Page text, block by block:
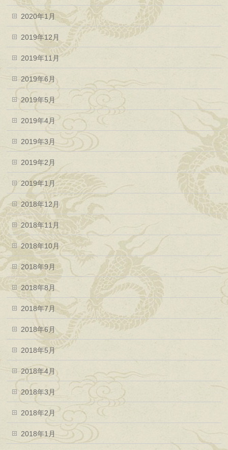
2020年1月
2019年12月
2019年11月
2019年6月
2019年5月
2019年4月
2019年3月
2019年2月
2019年1月
2018年12月
2018年11月
2018年10月
2018年9月
2018年8月
2018年7月
2018年6月
2018年5月
2018年4月
2018年3月
2018年2月
2018年1月